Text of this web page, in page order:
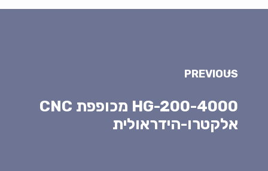
PREVIOUS
HG-200-4000 מכופפת CNC
אלקטרו-הידראולית